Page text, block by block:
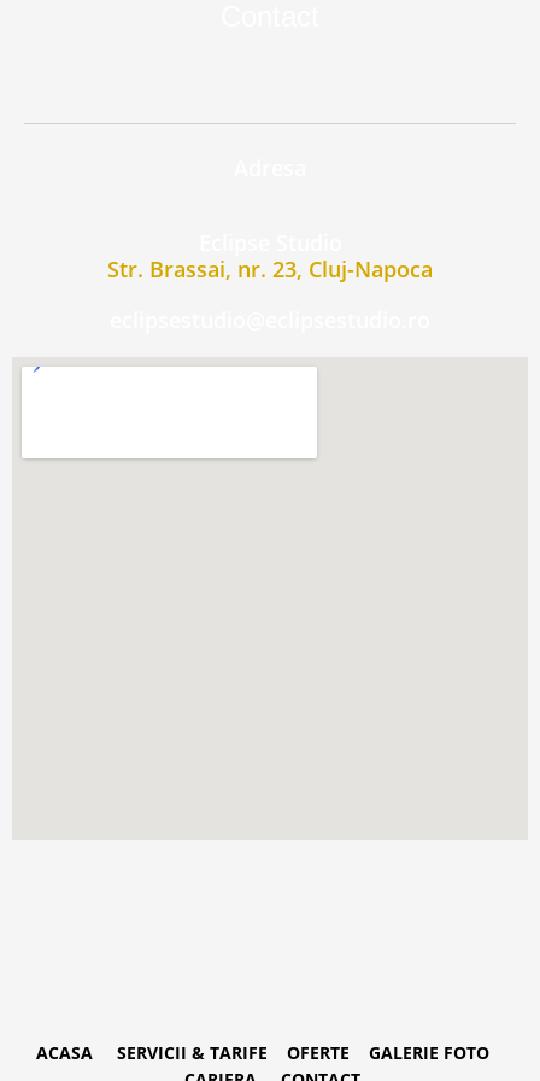
Str. Brassai, nr. 23, Cluj-Napoca
ACASA SERVICII & TARIFE OFERTE
GALERIE FOTO